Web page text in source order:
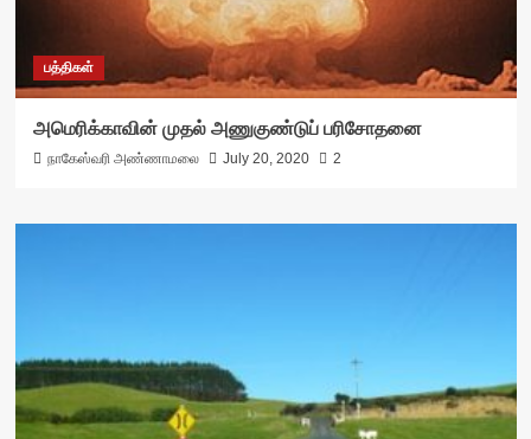
பத்திகள்
அமெரிக்காவின் முதல் அணுகுண்டுப் பரிசோதனை
நாகேஸ்வரி அண்ணாமலை July 20, 2020 2